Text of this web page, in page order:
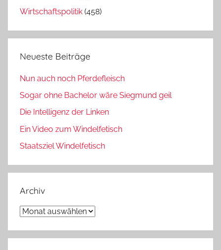
Wirtschaftspolitik (458)
Neueste Beiträge
Nun auch noch Pferdefleisch
Sogar ohne Bachelor wäre Siegmund geil
Die Intelligenz der Linken
Ein Video zum Windelfetisch
Staatsziel Windelfetisch
Archiv
Archiv